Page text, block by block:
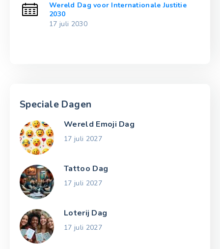
Wereld Dag voor Internationale Justitie
2030
17 juli 2030
Speciale Dagen
Wereld Emoji Dag
17 juli 2027
Tattoo Dag
17 juli 2027
Loterij Dag
17 juli 2027